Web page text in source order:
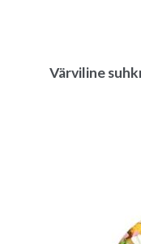
Värviline